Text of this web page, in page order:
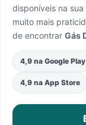
disponíveis na
muito mais
de encontrar Gás
4,9 na Google Play
4,9 na App Store